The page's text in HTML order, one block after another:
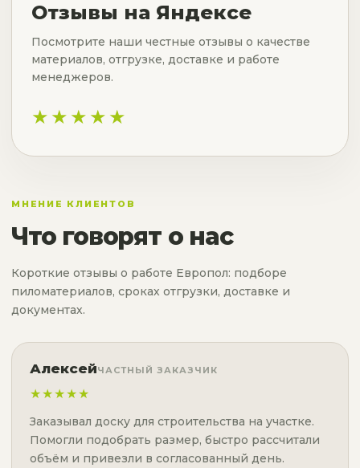
Отзывы на Яндексе
Посмотрите наши честные отзывы о качестве
материалов, отгрузке, доставке и работе
менеджеров.
★★★★★
МНЕНИЕ КЛИЕНТОВ
Что говорят о нас
Короткие отзывы о работе Европол: подборе
пиломатериалов, сроках отгрузки, доставке и
документах.
АлексейЧАСТНЫЙ ЗАКАЗЧИК
★★★★★
Заказывал доску для строительства на участке.
Помогли подобрать размер, быстро рассчитали
объём и привезли в согласованный день.